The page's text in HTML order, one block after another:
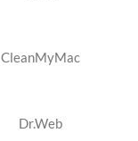
CleanMyMac
Dr.Web